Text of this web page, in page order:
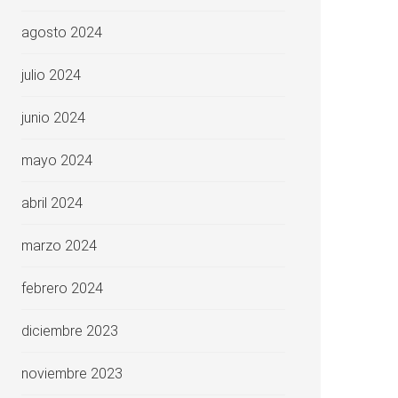
agosto 2024
julio 2024
junio 2024
mayo 2024
abril 2024
marzo 2024
febrero 2024
diciembre 2023
noviembre 2023